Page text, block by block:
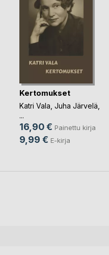
Kertomukset
Katri Vala Juha Järvelä
...
16,90 € Painettu kirja
9,99 € E-kirja